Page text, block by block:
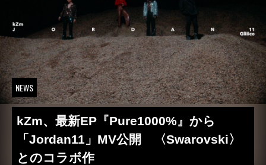
NEWS
kZm、最新EP『Pure1000%』から
「Jordan11」MV公開 〈Swarovski〉
とのコラボ作